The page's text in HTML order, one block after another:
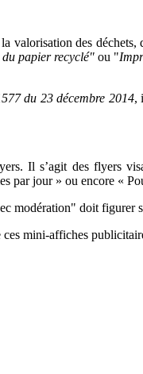
valorisation des
papier recyclé" ou "
du 23 décembre 2014,
Il s’agit des flyers
par jour » ou encore «
modération" doit figurer
mini-affiches